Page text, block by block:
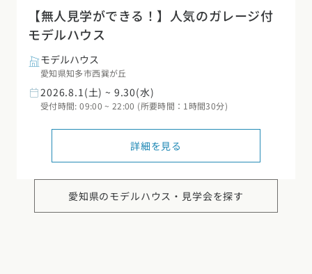
【無人見学ができる！】人気のガレージ付
モデルハウス
モデルハウス
愛知県知多市西巽が丘
2026.8.1(土) ~ 9.30(水)
受付時間: 09:00 ~ 22:00 (所要時間：1時間30分)
詳細を見る
愛知県のモデルハウス・見学会を探す